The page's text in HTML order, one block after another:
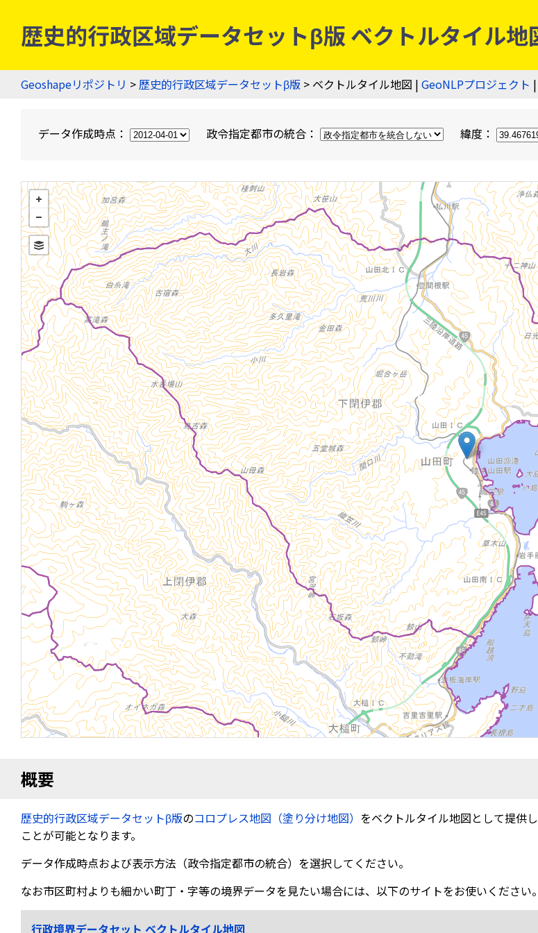
歴史的行政区域データセットβ版 ベクトルタイル
Geoshapeリポジトリ >歴史的行政区域データセットβ版 > ベクトルタイル地図 | GeoNLPプロジェクト |
データ作成時点： 政令指定都市の統合： 緯度：
概要
歴史的行政区域データセットβ版のコロプレス地図（塗り分け地図） をベクトルタイル地図として提供
ことが可能となります。
データ作成時点および表示方法（政令指定都市の統合）を選択してください。
なお市区町村よりも細かい町丁・字等の境界データを見たい場合には、以下のサイトをお使いください。
行政境界データセット ベクトルタイル地図